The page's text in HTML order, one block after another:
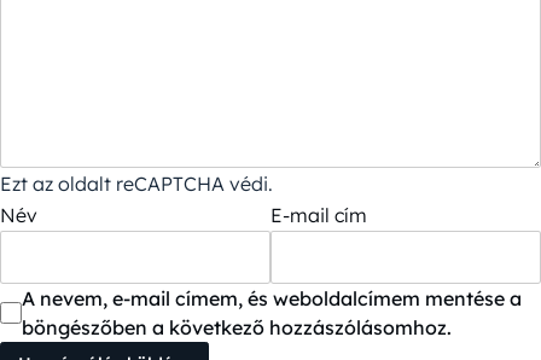
Ezt az oldalt reCAPTCHA védi.
Név
E-mail cím
A nevem, e-mail címem, és weboldalcímem mentése a
böngészőben a következő hozzászólásomhoz.